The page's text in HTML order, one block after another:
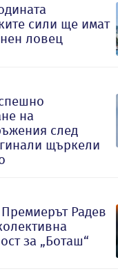
сили ще имат
ловец
на
след
щъркели
Радев
за „Боташ“